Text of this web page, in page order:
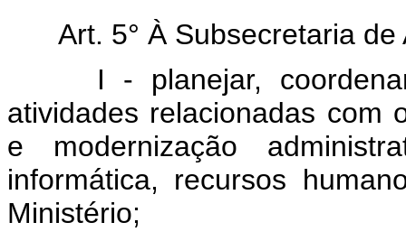
Art. 5° À Subsecretaria
I - planejar,
atividades relacionadas com
e modernização
informática, recursos
Ministério;